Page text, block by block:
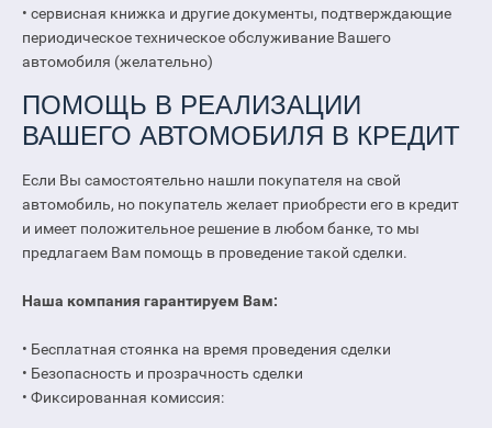
• сервисная книжка и другие документы, подтверждающие
периодическое техническое обслуживание Вашего
автомобиля (желательно)
ПОМОЩЬ В РЕАЛИЗАЦИИ
ВАШЕГО АВТОМОБИЛЯ В КРЕДИТ
Если Вы самостоятельно нашли покупателя на свой
автомобиль, но покупатель желает приобрести его в кредит
и имеет положительное решение в любом банке, то мы
предлагаем Вам помощь в проведение такой сделки.
Наша компания гарантируем Вам:
• Бесплатная стоянка на время проведения сделки
• Безопасность и прозрачность сделки
• Фиксированная комиссия: